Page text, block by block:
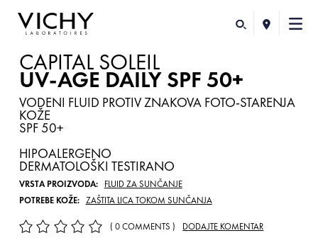
CAPITAL SOLEIL
UV-AGE DAILY SPF 50+
VODENI FLUID PROTIV ZNAKOVA FOTO-STARENJA
KOŽE
SPF 50+
HIPOALERGENO
DERMATOLOŠKI TESTIRANO
VRSTA PROIZVODA:
FLUID ZA SUNČANJE
POTREBE KOŽE: ZAŠTITA LICA TOKOM SUNČANJA
( 0 COMMENTS ) DODAJTE KOMENTAR